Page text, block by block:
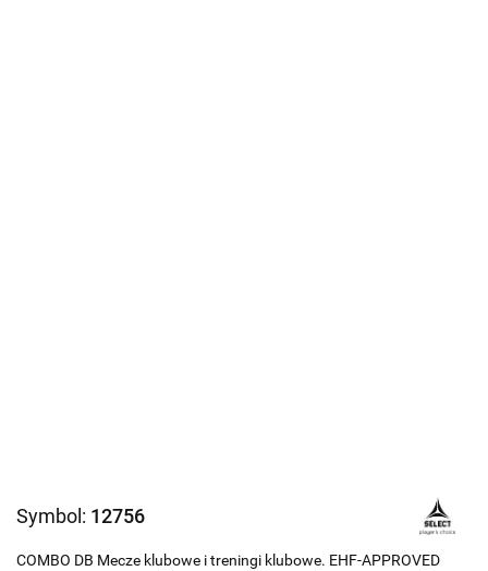
Symbol: 12756
COMBO DB Mecze klubowe i treningi klubowe. EHF-APPROVED